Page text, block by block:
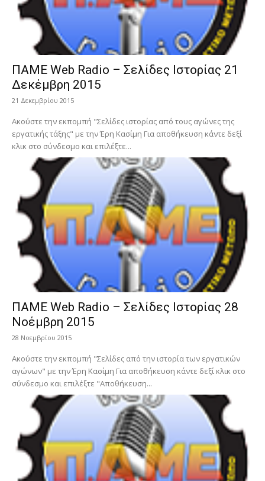
ΠΑΜΕ Web Radio – Σελίδες Ιστορίας 21
Δεκέμβρη 2015
21 Δεκεμβρίου 2015
Ακούστε την εκπομπή "Σελίδες ιστορίας από τους αγώνες της
εργατικής τάξης" με την Έρη Κασίμη Για αποθήκευση κάντε δεξί
κλικ στο σύνδεσμο και επιλέξτε...
ΠΑΜΕ Web Radio – Σελίδες Ιστορίας 28
Νοέμβρη 2015
28 Νοεμβρίου 2015
Ακούστε την εκπομπή "Σελίδες από την ιστορία των εργατικών
αγώνων" με την Έρη Κασίμη Για αποθήκευση κάντε δεξί κλικ στο
σύνδεσμο και επιλέξτε "Αποθήκευση...